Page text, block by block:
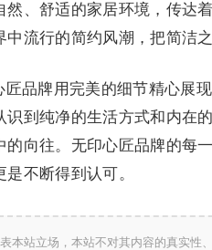
然、舒适的家居环境，传达
流行的简约风潮，把简洁
匠品牌用完美的细节精心展
识到纯净的生活方式和内在
的向往。无印心匠品牌的每
不断得到认可。
本站立场，本站不对其内容的真实性